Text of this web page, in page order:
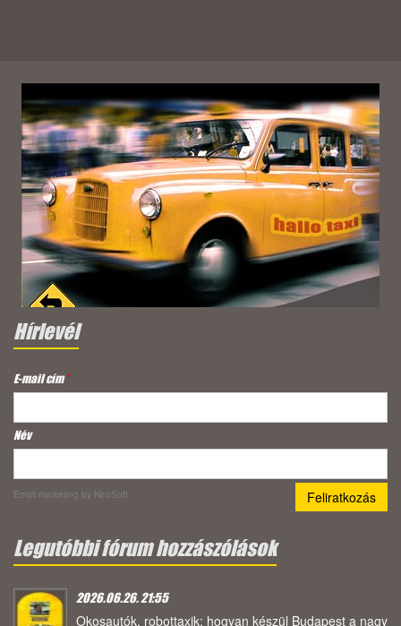
Hírlevél
E-mail cím*
Név
Email marketing by NeoSoft
Legutóbbi fórum hozzászólások
2026.06.26. 21:55
Okosautók, robottaxik: hogyan készül Budapest a nagy